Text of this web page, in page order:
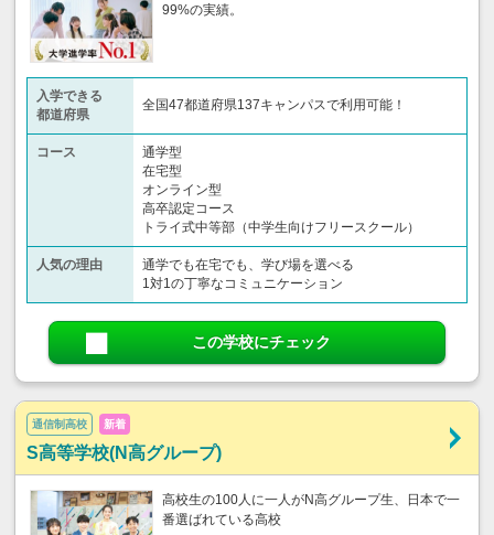
99%の実績。
入学できる
都道府県
全国47都道府県137キャンパスで利用可能！
コース
通学型
在宅型
オンライン型
高卒認定コース
トライ式中等部（中学生向けフリースクール）​
人気の理由
通学でも在宅でも、学び場を選べる
1対1の丁寧なコミュニケーション
この学校にチェック
通信制高校 新着
S高等学校(N高グループ)
高校生の100人に一人がN高グループ生、日本で一
番選ばれている高校